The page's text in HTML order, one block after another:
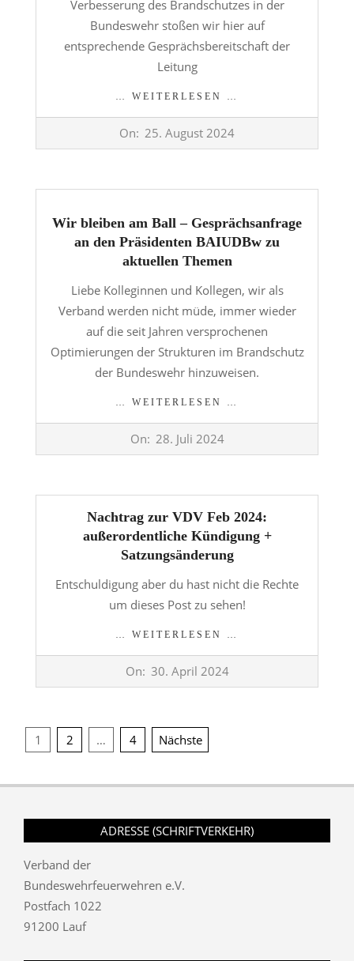
Verbesserung des Brandschutzes in der
Bundeswehr stoßen wir hier auf
entsprechende Gesprächsbereitschaft der
Leitung
… WEITERLESEN …
On: 25. August 2024
Wir bleiben am Ball – Gesprächsanfrage
an den Präsidenten BAIUDBw zu
aktuellen Themen
Liebe Kolleginnen und Kollegen, wir als
Verband werden nicht müde, immer wieder
auf die seit Jahren versprochenen
Optimierungen der Strukturen im Brandschutz
der Bundeswehr hinzuweisen.
… WEITERLESEN …
On: 28. Juli 2024
Nachtrag zur VDV Feb 2024:
außerordentliche Kündigung +
Satzungsänderung
Entschuldigung aber du hast nicht die Rechte
um dieses Post zu sehen!
… WEITERLESEN …
On: 30. April 2024
Seitennummerierung
Beiträge
1 2 … 4 Nächste
ADRESSE (SCHRIFTVERKEHR)
Verband der
Bundeswehrfeuerwehren e.V.
Postfach 1022
91200 Lauf